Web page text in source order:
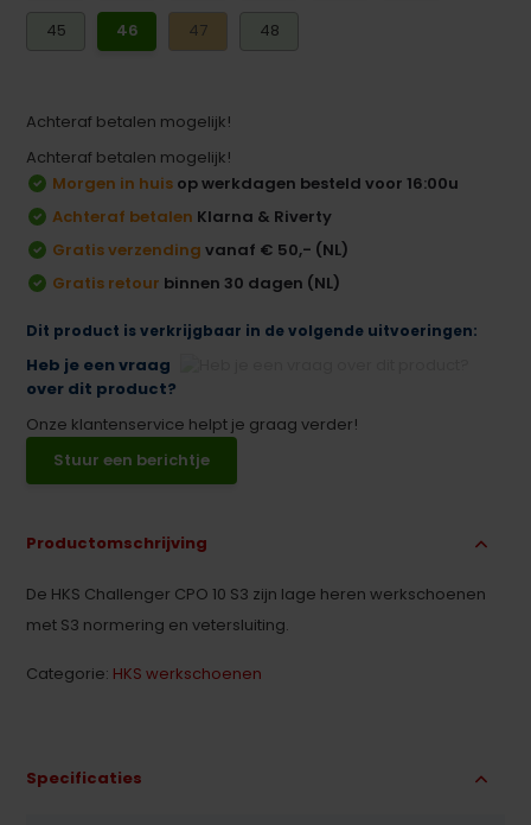
45 46 47 48
Achteraf betalen mogelijk!
Achteraf betalen mogelijk!
Morgen in huis op werkdagen besteld voor 16:00u
Achteraf betalen Klarna & Riverty
Gratis verzending vanaf € 50,- (NL)
Gratis retour binnen 30 dagen (NL)
Dit product is verkrijgbaar in de volgende uitvoeringen:
Heb je een vraag
over dit product?
Onze klantenservice helpt je graag verder!
Stuur een berichtje
Productomschrijving
De HKS Challenger CPO 10 S3 zijn lage heren werkschoenen
met S3 normering en vetersluiting.
Categorie: HKS werkschoenen
Specificaties